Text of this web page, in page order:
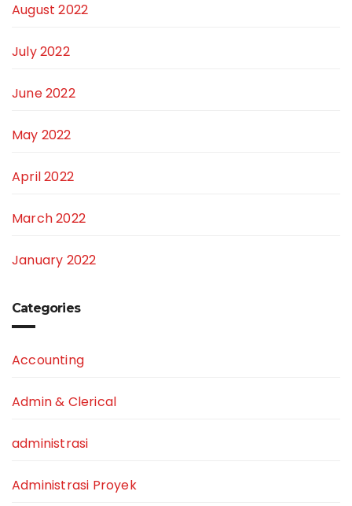
August 2022
July 2022
June 2022
May 2022
April 2022
March 2022
January 2022
Categories
Accounting
Admin & Clerical
administrasi
Administrasi Proyek